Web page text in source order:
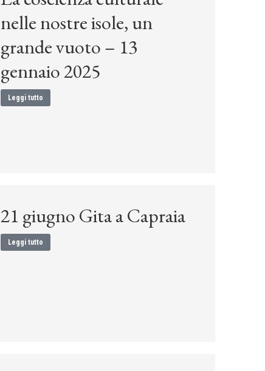
nelle nostre isole, un
grande vuoto – 13
gennaio 2025
Leggi tutto
21 giugno Gita a Capraia
Leggi tutto